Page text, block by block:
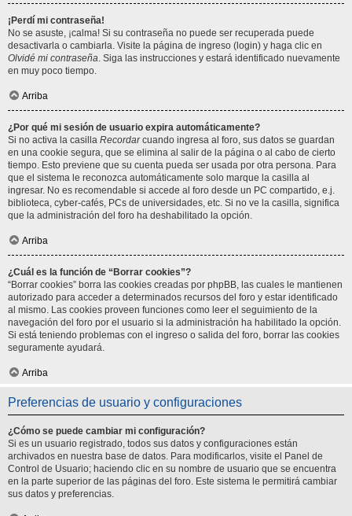
¡Perdí mi contraseña!
No se asuste, ¡calma! Si su contraseña no puede ser recuperada puede
desactivarla o cambiarla. Visite la página de ingreso (login) y haga clic en
Olvidé mi contraseña. Siga las instrucciones y estará identificado nuevamente
en muy poco tiempo.
Arriba
¿Por qué mi sesión de usuario expira automáticamente?
Si no activa la casilla Recordarcuando ingresa al foro, sus datos se guardan
en una cookie segura, que se elimina al salir de la página o al cabo de cierto
tiempo. Esto previene que su cuenta pueda ser usada por otra persona. Para
que el sistema le reconozca automáticamente solo marque la casilla al
ingresar. No es recomendable si accede al foro desde un PC compartido, e.j.
biblioteca, cyber-cafés, PCs de universidades, etc. Si no ve la casilla, significa
que la administración del foro ha deshabilitado la opción.
Arriba
¿Cuál es la función de “Borrar cookies”?
“Borrar cookies” borra las cookies creadas por phpBB, las cuales le mantienen
autorizado para acceder a determinados recursos del foro y estar identificado
al mismo. Las cookies proveen funciones como leer el seguimiento de la
navegación del foro por el usuario si la administración ha habilitado la opción.
Si está teniendo problemas con el ingreso o salida del foro, borrar las cookies
seguramente ayudará.
Arriba
Preferencias de usuario y configuraciones
¿Cómo se puede cambiar mi configuración?
Si es un usuario registrado, todos sus datos y configuraciones están
archivados en nuestra base de datos. Para modificarlos, visite el Panel de
Control de Usuario; haciendo clic en su nombre de usuario que se encuentra
en la parte superior de las páginas del foro. Este sistema le permitirá cambiar
sus datos y preferencias.